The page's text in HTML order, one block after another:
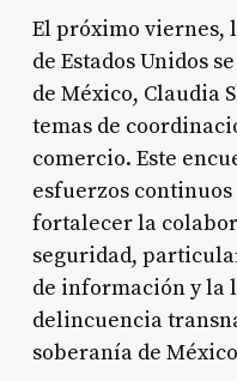
El próximo viernes,
de Estados Unidos
de México, Claudia
temas de
comercio. Este
esfuerzos
fortalecer la
seguridad,
de información y la
delincuencia
soberanía de México